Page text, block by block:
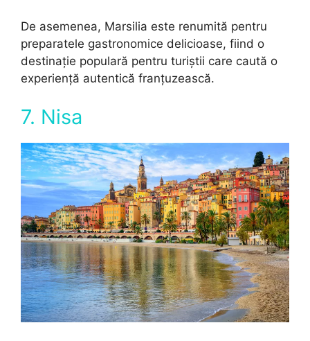
De asemenea, Marsilia este renumită pentru
preparatele gastronomice delicioase, fiind o
destinație populară pentru turiștii care caută o
experiență autentică franțuzească.
7. Nisa